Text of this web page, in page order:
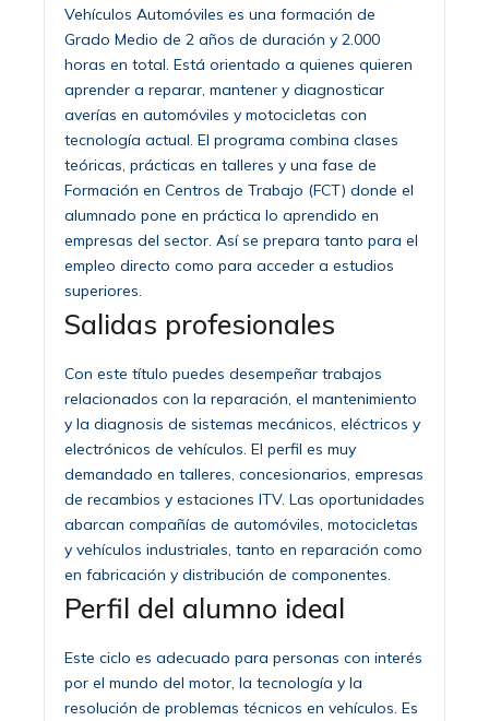
Vehículos Automóviles es una formación de
Grado Medio de 2 años de duración y 2.000
horas en total. Está orientado a quienes quieren
aprender a reparar, mantener y diagnosticar
averías en automóviles y motocicletas con
tecnología actual. El programa combina clases
teóricas, prácticas en talleres y una fase de
Formación en Centros de Trabajo (FCT) donde el
alumnado pone en práctica lo aprendido en
empresas del sector. Así se prepara tanto para el
empleo directo como para acceder a estudios
superiores.
Salidas profesionales
Con este título puedes desempeñar trabajos
relacionados con la reparación, el mantenimiento
y la diagnosis de sistemas mecánicos, eléctricos y
electrónicos de vehículos. El perfil es muy
demandado en talleres, concesionarios, empresas
de recambios y estaciones ITV. Las oportunidades
abarcan compañías de automóviles, motocicletas
y vehículos industriales, tanto en reparación como
en fabricación y distribución de componentes.
Perfil del alumno ideal
Este ciclo es adecuado para personas con interés
por el mundo del motor, la tecnología y la
resolución de problemas técnicos en vehículos. Es